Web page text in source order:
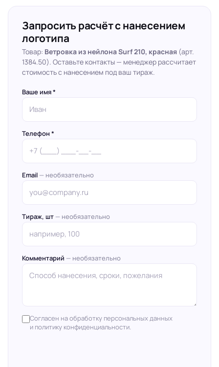
Запросить расчёт с нанесением
логотипа
Товар: Ветровка из нейлона Surf 210, красная (арт.
1384.50). Оставьте контакты — менеджер рассчитает
стоимость с нанесением под ваш тираж.
Ваше имя *
Телефон *
Email — необязательно
Тираж, шт — необязательно
Комментарий — необязательно
Согласен на обработку персональных данных
и политику конфиденциальности.